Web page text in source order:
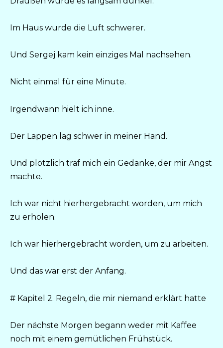
Im Haus wurde die Luft schwerer.
Und Sergej kam kein einziges Mal nachsehen.
Nicht einmal für eine Minute.
Irgendwann hielt ich inne.
Der Lappen lag schwer in meiner Hand.
Und plötzlich traf mich ein Gedanke, der mir Angst
machte.
Ich war nicht hierhergebracht worden, um mich
zu erholen.
Ich war hierhergebracht worden, um zu arbeiten.
Und das war erst der Anfang.
# Kapitel 2. Regeln, die mir niemand erklärt hatte
Der nächste Morgen begann weder mit Kaffee
noch mit einem gemütlichen Frühstück.